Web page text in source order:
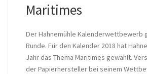
Maritimes
Der Hahnemühle Kalenderwettbewerb
Runde. Für den Kalender 2018 hat
Jahr das Thema Maritimes gewählt.
der Papierhersteller bei seinem